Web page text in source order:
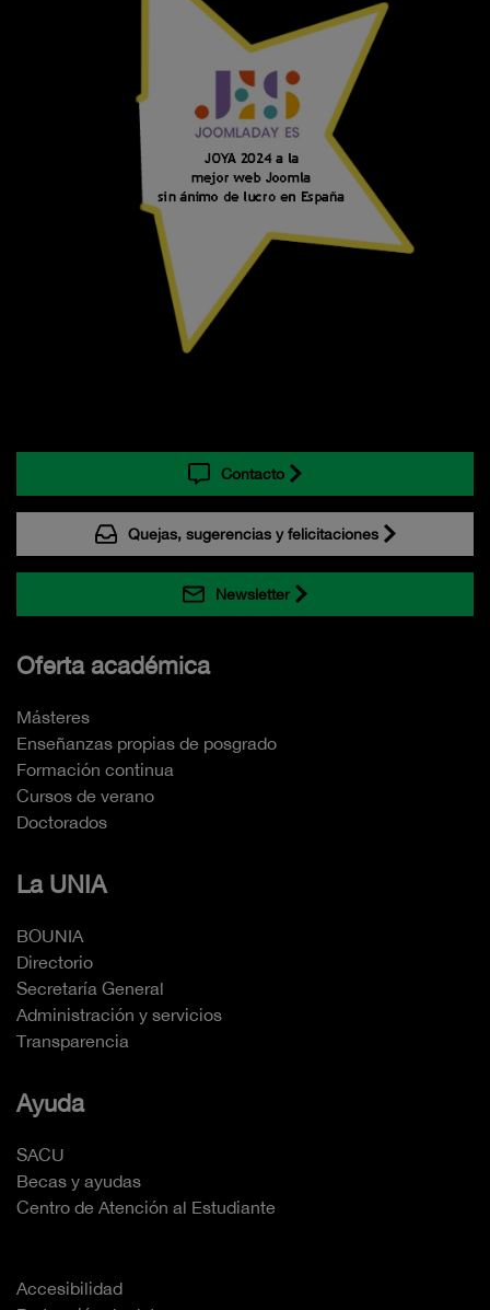
Contacto
Quejas, sugerencias y felicitaciones
Newsletter
Oferta académica
Másteres
Enseñanzas propias de posgrado
Formación continua
Cursos de verano
Doctorados
La UNIA
BOUNIA
Directorio
Secretaría General
Administración y servicios
Transparencia
Ayuda
SACU
Becas y ayudas
Centro de Atención al Estudiante
Accesibilidad